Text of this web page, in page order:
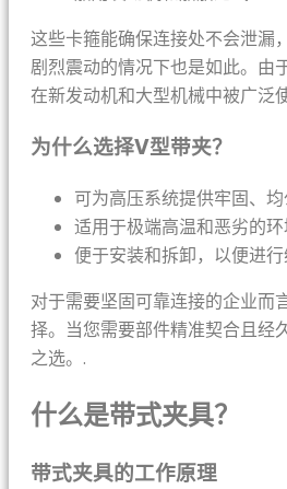
这些卡箍能确保连接处不会泄漏
剧烈震动的情况下也是如此。由
在新发动机和大型机械中被广泛
为什么选择V型带夹？
可为高压系统提供牢固、
适用于极端高温和恶劣的
便于安装和拆卸，以便进
对于需要坚固可靠连接的企业而
择。当您需要部件精准契合且经
之选。.
什么是带式夹具？
带式夹具的工作原理